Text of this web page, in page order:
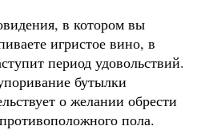
в котором вы
игристое вино, в
период удовольствий.
бутылки
о желании обрести
пола.